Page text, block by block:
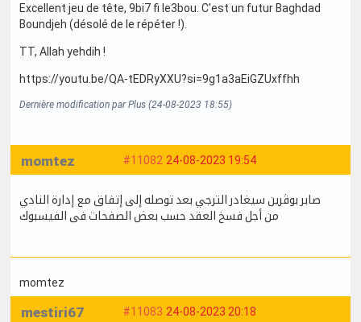
Excellent jeu de tête, 9bi7 fi le3bou. C'est un futur Baghdad
Boundjeh (désolé de le répéter !).
TT, Allah yehdih !
https://youtu.be/QA-tEDRyXXU?si=9g1a3aEiGZUxffhh
Dernière modification par Plus (24-08-2023 18:55)
#11082 24-08-2023 19:54
momtez
صابر بوڨرين سيغادر الترجي بعد توصله إلى إتفاق مع إدارة النادي
من أجل فسخ العقد حسب بعض الصفحات فى الفيسبوك
momtez
#11083 24-08-2023 20:18
mestiri67